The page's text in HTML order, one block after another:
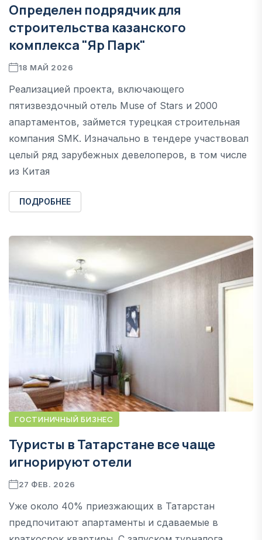
Определен подрядчик для
строительства казанского
комплекса "Яр Парк"
18 МАЙ 2026
Реализацией проекта, включающего
пятизвездочный отель Muse of Stars и 2000
апартаментов, займется турецкая строительная
компания SMK. Изначально в тендере участвовал
целый ряд зарубежных девелоперов, в том числе
из Китая
ПОДРОБНЕЕ
ГОСТИНИЧНЫЙ БИЗНЕС
Туристы в Татарстане все чаще
игнорируют отели
27 ФЕВ. 2026
Уже около 40% приезжающих в Татарстан
предпочитают апартаменты и сдаваемые в